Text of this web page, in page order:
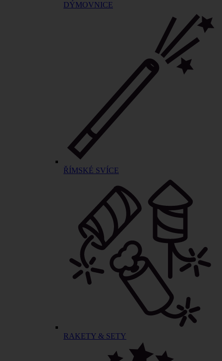
DÝMOVNICE
ŘÍMSKÉ SVÍCE
RAKETY & SETY